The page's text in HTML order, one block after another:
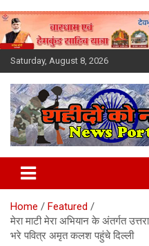
Skip
to
content
Saturday, August 8, 2026
Latest News
News,
Hindi
Home
Featured
मेरा माटी मेरा अभियान के अंतर्गत
भरे पवित्र अमृत कलश पहुंचे दिल्ली